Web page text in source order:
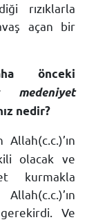
rızıklarla
açan bir
önceki
medeniyet
nedir?
olacak ve
kurmakla
Ve